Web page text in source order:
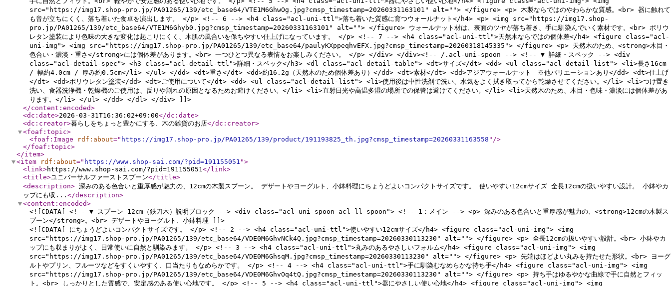
src="https://img17.shop-pro.jp/PA01265/139/etc_base64/VTE1M6GhwOg.jpg?cmsp_timestamp=20260331163101" alt=""> </figure> <p> 木製ならではのやわらかな質感。<br> 器に触れて
も音が立ちにくく、落ち着いた食卓を演出します。 </p> <!-- 6 --> <h4 class="acl-uni-ttl">落ち着いた質感に育つウォールナット</h4> <p> <img src="https://img17.shop-
pro.jp/PA01265/139/etc_base64/VTE1M6Ghyb0.jpg?cmsp_timestamp=20260331163101" alt=""> </figure> ウォールナット材は、表面のツヤが落ち着き、手に馴染んでいく素材です。<br> ポリウ
レタン塗装により色味の大きな変化は起こりにくく、木肌の風合いを保ちやすい仕上げになっています。 </p> <!-- 7 --> <h4 class="acl-uni-ttl">天然木ならではの個体差</h4> <figure class="acl-
uni-img"> <img src="https://img17.shop-pro.jp/PA01265/139/etc_base64/paulyKXppeqhvEFX.jpg?cmsp_timestamp=20260318145335"> </figure> <p> 天然木のため、<strong>木目・
色合い・濃淡・重さ</strong>には個体差があります。<br> 一つひとつ異なる表情をお楽しみください。 </p> </div> </div><!-- /.acl-uni-spoon --> <!-- ▼ 詳細・スペック --> <div
class="acl-detail-spec"> <h3 class="acl-detail-ttl">詳細・スペック</h3> <dl class="acl-detail-table"> <dt>サイズ</dt> <dd> <ul class="acl-detail-list"> <li>長さ16cm
/ 幅約4.0cm / 厚み約0.5cm</li> </ul> </dd> <dt>重さ</dt> <dd>約16.2g（天然木のため個体差あり）</dd> <dt>素材</dt> <dd>アジアウォールナット ※他バリエーションあり</dd> <dt>仕上げ
</dt> <dd>ポリウレタン塗装</dd> <dt>ご使用について</dt> <dd> <ul class="acl-detail-list"> <li>使用後は中性洗剤で洗い、水気をよく拭き取ってから乾燥させてください。</li> <li>つけ置き
洗い、食器洗浄機・乾燥機のご使用は、反りや割れの原因となるためお避けください。</li> <li>直射日光や高温多湿の場所での保管は避けてください。</li> <li>天然木のため、木目・色味・濃淡には個体差があ
ります。</li> </ul> </dd> </dl> </div> ]]>
</content:encoded>
<dc:date>2026-03-31T16:36:02+09:00</dc:date>
<dc:creator>暮らしをちょっと豊かにする、木の雑貨のお店</dc:creator>
<foaf:topic>
<foaf:Image
rdf:about=" https://img17.shop-pro.jp/PA01265/139/product/191193825_th.jpg?cmsp_timestamp=20260331163558 " />
</foaf:topic>
</item>
<item
rdf:about=" https://www.shop-sai.com/?pid=191155051 ">
<link>https://www.shop-sai.com/?pid=191155051</link>
<title>ユニバーサルファーストスプーン</title>
<description> 深みのある色合いと重厚感が魅力の、12cmの木製スプーン。 デザートやヨーグルト、小鉢料理にちょうどよいコンパクトサイズです。 使いやすい12cmサイズ 全長12cmの扱いやすい設計。 小鉢やカ
ップにも収... </description>
<content:encoded>
<![CDATA[ <!-- ▼ スプーン 12cm（鉄刀木）説明ブロック --> <div class="acl-uni-spoon acl-ll-spoon"> <!-- 1：メイン --> <p> 深みのある色合いと重厚感が魅力の、<strong>12cmの木製ス
プーン</strong>。<br> デザートやヨーグルト、小鉢料理 ]]>
<![CDATA[ にちょうどよいコンパクトサイズです。 </p> <!-- 2 --> <h4 class="acl-uni-ttl">使いやすい12cmサイズ</h4> <figure class="acl-uni-img"> <img
src="https://img17.shop-pro.jp/PA01265/139/etc_base64/VDE0M6GhvNCk4Q.jpg?cmsp_timestamp=20260330113230" alt=""> </figure> <p> 全長12cmの扱いやすい設計。<br> 小鉢やカ
ップにも収まりがよく、日常使いに自然と馴染みます。 </p> <!-- 3 --> <h4 class="acl-uni-ttl">丸みのあるやさしいフォルム</h4> <figure class="acl-uni-img"> <img
src="https://img17.shop-pro.jp/PA01265/139/etc_base64/VDE0M6GhsqM.jpg?cmsp_timestamp=20260330113230" alt=""> </figure> <p> 先端はほどよい丸みを持たせた形状。<br> ヨーグ
ルトやプリン、フルーツなどをすくいやすく、口当たりもなめらかです。 </p> <!-- 4 --> <h4 class="acl-uni-ttl">手に馴染むなめらかな持ち手</h4> <figure class="acl-uni-img"> <img
src="https://img17.shop-pro.jp/PA01265/139/etc_base64/VDE0M6GhvOq4tQ.jpg?cmsp_timestamp=20260330113230" alt=""> </figure> <p> 持ち手はゆるやかな曲線で手に自然とフィッ
ト。<br> しっかりとした質感で、安定感のある使い心地です。 </p> <!-- 5 --> <h4 class="acl-uni-ttl">器にやさしい使い心地</h4> <figure class="acl-uni-img"> <img